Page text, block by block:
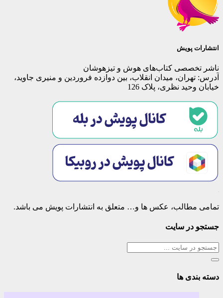
انتشارات پویش
ناشر تخصصی کتاب‌های هوش و تیزهوشان
آدرس: تهران، میدان انقلاب، بین دوازده فروردین و منیری جاوید،
خیابان وحید نظری، پلاک 126
تمامی مطالب، عکس ها و… متعلق به انتشارات پویش می باشد.
جستجو در سایت
دسته بندی ها